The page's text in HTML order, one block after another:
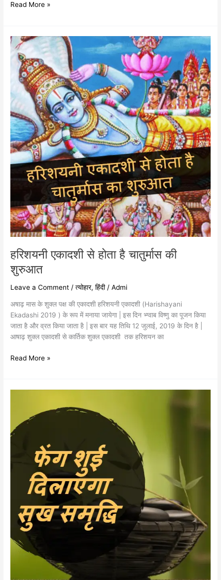
Read More »
हरिशयनी एकादशी से होता है चातुर्मास की
शुरुआत
Leave a Comment /त्योहार,हिंदी/Admi
अषाढ़ मास के शुक्ल पक्ष की एकादशी हरिशयनी एकादशी (Harishayani
Ekadashi 2019 ) के रूप में मनाया जायेगा | इस दिन भ्ग्वाब विष्णु का पूजन किया
जाता है और व्रत किया जाता है | इस बार यह तिथि 12 जुलाई, 2019 के दिन है |
आषाढ़ शुक्ल एकादशी से कार्तिक शुक्ल एकादशी तक हरिशयन का
हरिशयनी
एकादशी
होता
चातुर्मास
की
शुरुआत
Read More »
ज़रिये
पाईये